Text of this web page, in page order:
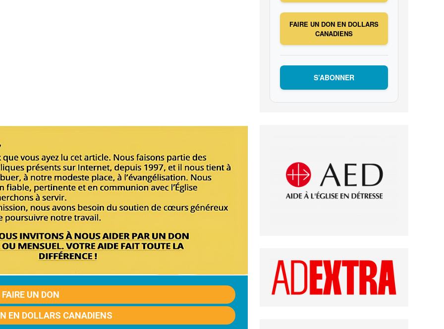
FAIRE UN DON
EN DOLLARS CANADIENS
FAIRE UN DON EN DOLLARS
CANADIENS
S’ABONNER